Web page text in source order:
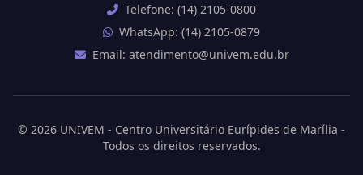
Telefone: (14) 2105-0800
WhatsApp: (14) 2105-0879
Email: atendimento@univem.edu.br
© 2026 UNIVEM - Centro Universitário Eurípides de Marília -
Todos os direitos reservados.